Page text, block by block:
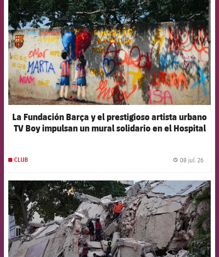
La Fundación Barça y el prestigioso artista urbano
TV Boy impulsan un mural solidario en el Hospital
CLUB 08 jul. 26
FCB Barcelona badge